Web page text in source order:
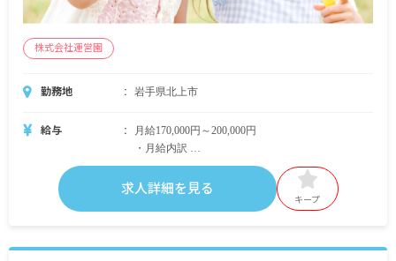
株式会社運営園
勤務地 岩手県北上市
給与
月給170,000円～200,000円
・月給内訳
基本給 法人の規定に準ずる
昇給あり
求人詳細を見る
キープ